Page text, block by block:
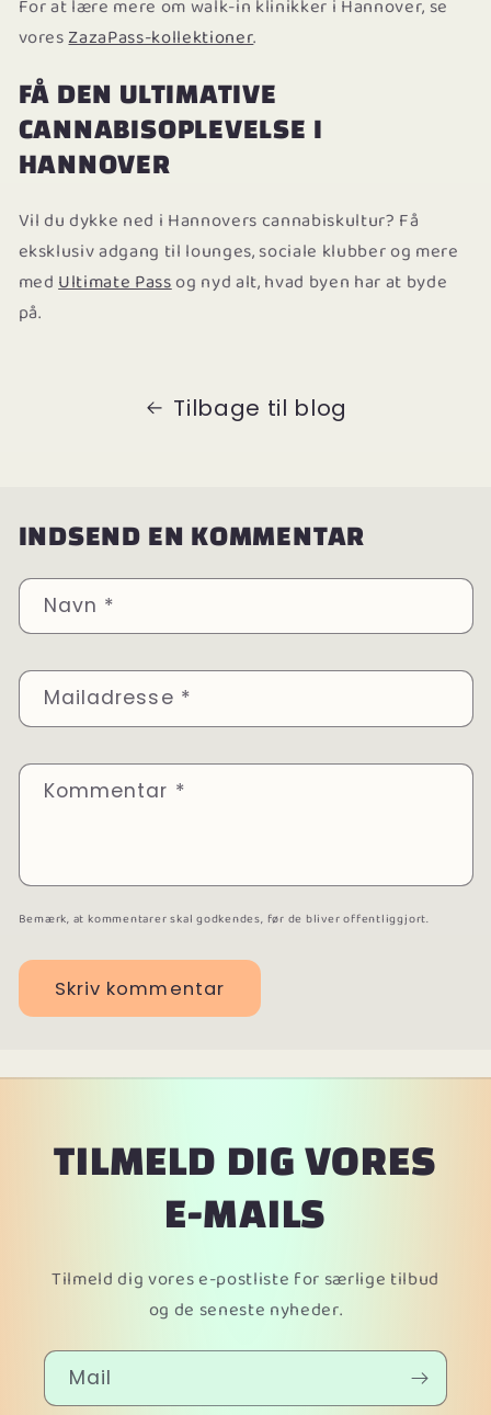
For at lære mere om walk-in klinikker i Hannover, se
voresZazaPass-kollektioner.
FÅ DEN ULTIMATIVE
CANNABISOPLEVELSE I
HANNOVER
Vil du dykke ned i Hannovers cannabiskultur? Få
eksklusiv adgang til lounges, sociale klubber og mere
medUltimate Passog nyd alt, hvad byen har at byde
på.
Tilbage til blog
INDSEND EN KOMMENTAR
Navn *
Mailadresse *
Kommentar *
Bemærk, at kommentarer skal godkendes, før de bliver offentliggjort.
TILMELD DIG VORES
E-MAILS
Tilmeld dig vores e-postliste for særlige tilbud
og de seneste nyheder.
Mail